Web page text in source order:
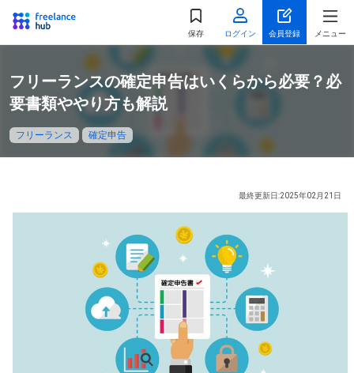
保存 ログイン 会員登録 メニュー
フリーランスの確定申告はいくらから必要？必
要書類ややり方も解説
フリーランス 確定申告
最終更新日:2025年02月21日
都道府県
東京都 神奈川県
茨城県 栃木県
宮城県
山形県
青森県